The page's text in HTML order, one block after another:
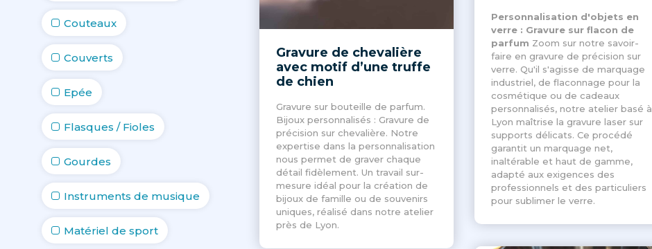
Couteaux
Couverts
Epée
Flasques / Fioles
Gourdes
Instruments de musique
Matériel de sport
Gravure de chevalière
avec motif d’une truffe
de chien
Gravure sur bouteille de parfum.
Bijoux personnalisés : Gravure de
précision sur chevalière. Notre
expertise dans la personnalisation
nous permet de graver chaque
détail fidèlement. Un travail sur-
mesure idéal pour la création de
bijoux de famille ou de souvenirs
uniques, réalisé dans notre atelier
près de Lyon.
Personnalisation d'objets en
verre : Gravure sur flacon de
parfum Zoom sur notre savoir-
faire en gravure de précision sur
verre. Qu'il s'agisse de marquage
industriel, de flaconnage pour la
cosmétique ou de cadeaux
personnalisés, notre atelier basé à
Lyon maîtrise la gravure laser sur
supports délicats. Ce procédé
garantit un marquage net,
inaltérable et haut de gamme,
adapté aux exigences des
professionnels et des particuliers
pour sublimer le verre.